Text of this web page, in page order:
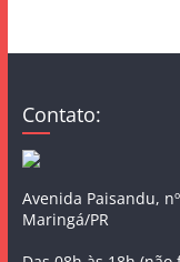
Contato:
Avenida Paisandu,
Maringá/PR